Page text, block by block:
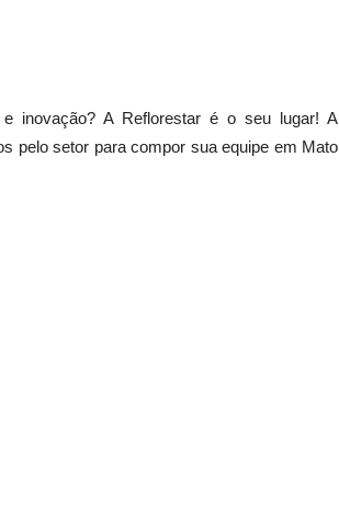
inovação? A Reflorestar é o seu lugar! A
pelo setor para compor sua equipe em Mato